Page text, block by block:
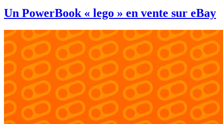
Un PowerBook « lego » en vente sur eBay